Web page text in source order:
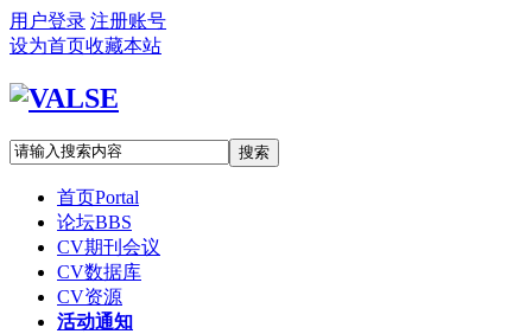
用户登录 注册账号
设为首页收藏本站
搜索
首页Portal
论坛BBS
CV期刊会议
CV数据库
CV资源
活动通知